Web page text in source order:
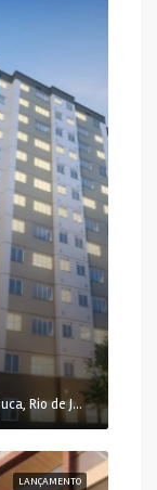
Estr. dos Bandeirantes, 10333 - Barra da Tijuca, Rio de Janeiro - RJ, 22783-115, Brasil
LANÇAMENTO